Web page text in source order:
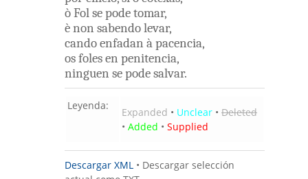
òFolsepodetomar,
ènon sabendolevar,
candoenfadan àpacencia,
osfolesen penitencia,
ninguen sepodesalvar.
Leyenda:
Expanded • Unclear • Deleted
• Added • Supplied
Descargar XML • Descargar selección